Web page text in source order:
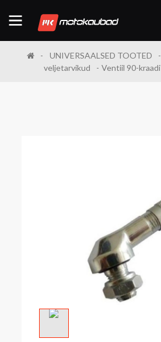
UNIVERSAALSED TOOTED
veljetarvikud
Ventiil 90-